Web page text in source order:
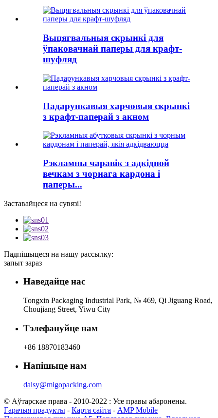
Выцягвальныя скрынкі для
ўпаковачнай паперы для крафт-
шуфляд
Падарункавыя харчовыя скрынкі
з крафт-паперай з акном
Рэкламны чаравік з адкідной
вечкам з чорнага кардона і
паперы...
Заставайцеся на сувязі!
Падпішыцеся на нашу рассылку:
запыт зараз
Наведайце нас
Tongxin Packaging Industrial Park, № 469, Qi Jiguang Road,
Choujiang Street, Yiwu City
Тэлефануйце нам
+86 18870183460
Напішыце нам
daisy@migopacking.com
© Аўтарскае права - 2010-2022 : Усе правы абаронены.
Гарачыя прадукты - Карта сайта - AMP Mobile